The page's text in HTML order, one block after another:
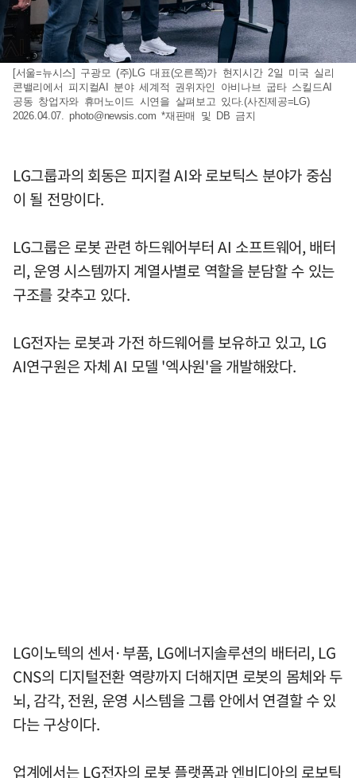
[서울=뉴시스] 구광모 (주)LG 대표(오른쪽)가 현지시간 2일 미국 실리
콘밸리에서 피지컬AI 분야 세계적 권위자인 아비나브 굽타 스킬드AI
공동 창업자와 휴머노이드 시연을 살펴보고 있다.(사진제공=LG)
2026.04.07.photo@newsis.com *재판매 및 DB 금지
LG그룹과의 회동은 피지컬 AI와 로보틱스 분야가 중심
이 될 전망이다.
LG그룹은 로봇 관련 하드웨어부터 AI 소프트웨어, 배터
리, 운영 시스템까지 계열사별로 역할을 분담할 수 있는
구조를 갖추고 있다.
LG전자는 로봇과 가전 하드웨어를 보유하고 있고, LG
AI연구원은 자체 AI 모델 '엑사원'을 개발해왔다.
LG이노텍의 센서·부품, LG에너지솔루션의 배터리, LG
CNS의 디지털전환 역량까지 더해지면 로봇의 몸체와 두
뇌, 감각, 전원, 운영 시스템을 그룹 안에서 연결할 수 있
다는 구상이다.
업계에서는 LG전자의 로봇 플랫폼과 엔비디아의 로보틱